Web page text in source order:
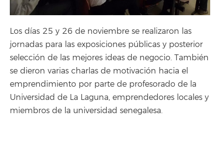
Los días 25 y 26 de noviembre se realizaron las
jornadas para las exposiciones públicas y posterior
selección de las mejores ideas de negocio. También
se dieron varias charlas de motivación hacia el
emprendimiento por parte de profesorado de la
Universidad de La Laguna, emprendedores locales y
miembros de la universidad senegalesa.